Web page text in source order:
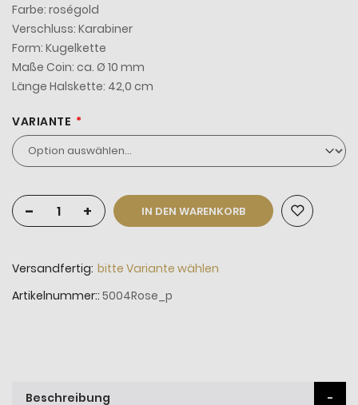
Farbe: roségold
Verschluss: Karabiner
Form: Kugelkette
Maße Coin: ca. Ø 10 mm
Länge Halskette: 42,0 cm
VARIANTE
- + IN DEN WARENKORB
Versandfertig: bitte Variante wählen
Artikelnummer: 5004Rose_p
Beschreibung